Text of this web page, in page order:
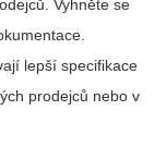
Vyhněte se
lepší specifikace
prodejců nebo v